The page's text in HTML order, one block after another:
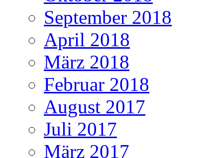
September 2018
April 2018
März 2018
Februar 2018
August 2017
Juli 2017
März 2017